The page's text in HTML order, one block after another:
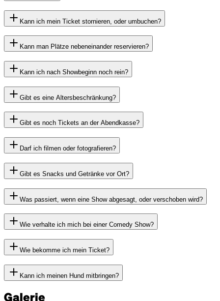
Kann ich mein Ticket stornieren, oder umbuchen?
Kann man Plätze nebeneinander reservieren?
Kann ich nach Showbeginn noch rein?
Gibt es eine Altersbeschränkung?
Gibt es noch Tickets an der Abendkasse?
Darf ich filmen oder fotografieren?
Gibt es Snacks und Getränke vor Ort?
Was passiert, wenn eine Show abgesagt, oder verschoben wird?
Wie verhalte ich mich bei einer Comedy Show?
Wie bekomme ich mein Ticket?
Kann ich meinen Hund mitbringen?
Galerie